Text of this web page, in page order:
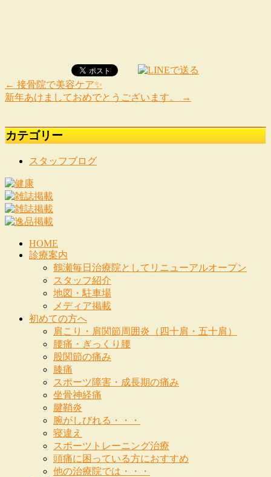
← 接骨院で美容ケア✨
新年あけましておめでとうございます。
→
カテゴリー
スタッフブログ
HOME
診療案内
鶴瀬毎日治療院としてリニューアルオープン
スタッフ紹介
地図・駐車場
メディア掲載
初めての方へ
肩こり・肩関節周囲炎（四十肩・五十肩）
腰痛・ぎっくり腰
股関節の痛み
膝痛
スポーツ障害・成長期の痛み
坐骨神経痛
腱鞘炎
腕がしびれる・・・
寝違え
スポーツトレーニング治療
頭痛に困っている方におすすめ
他の治療院では・・・